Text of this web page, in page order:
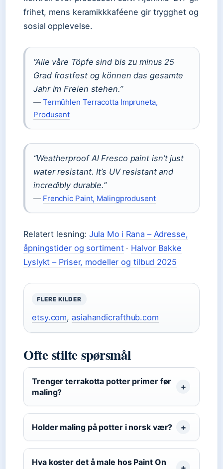
frihet, mens keramikkkaféene gir trygghet og
sosial opplevelse.
“Alle våre Töpfe sind bis zu minus 25
Grad frostfest og können das gesamte
Jahr im Freien stehen.”
— Termühlen Terracotta Impruneta,
Produsent
“Weatherproof Al Fresco paint isn’t just
water resistant. It’s UV resistant and
incredibly durable.”
— Frenchic Paint, Malingprodusent
Relatert lesning:Jula Mo i Rana – Adresse,
åpningstider og sortiment· Halvor Bakke
Lyslykt – Priser, modeller og tilbud 2025
FLERE KILDER
etsy.com,asiahandicrafthub.com
Ofte stilte spørsmål
Trenger terrakotta potter primer før
maling?
Holder maling på potter i norsk vær?
Hva koster det å male hos Paint On